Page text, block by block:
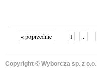
« poprzednie 1 ...
Copyright © Wyborcza sp. z o.o.